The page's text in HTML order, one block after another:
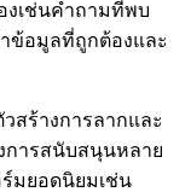
งเช่นคำถามที่พบ
ข้อมูลที่ถูกต้องและ
ร้างการลากและ
การสนับสนุนหลาย
มยอดนิยมเช่น